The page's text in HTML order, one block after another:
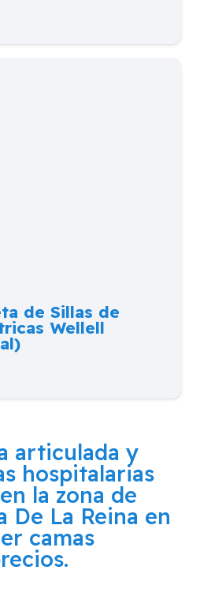
de Sillas de
Wellell
articulada y
hospitalarias
la zona de
De La Reina en
camas